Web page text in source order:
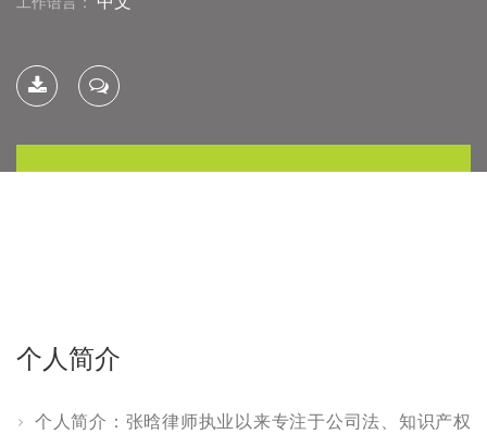
个人简介
个人简介：张晗律师执业以来专注于公司法、知识产权